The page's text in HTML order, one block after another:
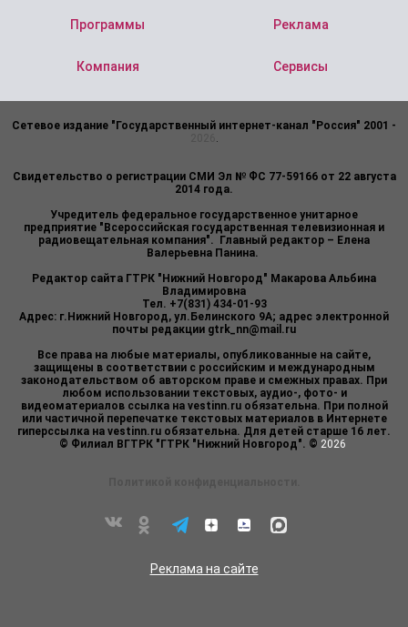
Программы Реклама
Компания Сервисы
Сетевое издание "Государственный интернет-канал "Россия" 2001 -
.
Свидетельство о регистрации СМИ Эл № ФС 77-59166 от 22 августа
2014 года.
Учредитель федеральное государственное унитарное
предприятие "Всероссийская государственная телевизионная и
радиовещательная компания". Главный редактор – Елена
Валерьевна Панина.
Редактор сайта ГТРК "Нижний Новгород" Макарова Альбина
Владимировна
Тел. +7(831) 434-01-93
Адрес: г.Нижний Новгород, ул.Белинского 9А; адрес электронной
почты редакции gtrk_nn@mail.ru
Все права на любые материалы, опубликованные на сайте,
защищены в соответствии с российским и международным
законодательством об авторском праве и смежных правах. При
любом использовании текстовых, аудио-, фото- и
видеоматериалов ссылка на vestinn.ru обязательна. При полной
или частичной перепечатке текстовых материалов в Интернете
гиперссылка на vestinn.ru обязательна. Для детей старше 16 лет.
© Филиал ВГТРК "ГТРК "Нижний Новгород". © 2026
Реклама на сайте